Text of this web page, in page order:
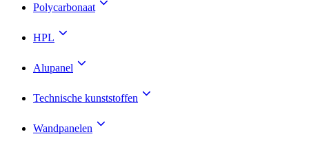
Polycarbonaat
HPL
Alupanel
Technische kunststoffen
Wandpanelen